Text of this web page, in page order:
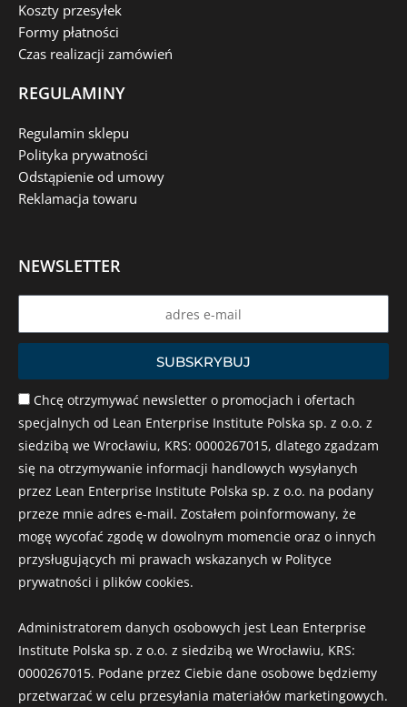
Koszty przesyłek
Formy płatności
Czas realizacji zamówień
REGULAMINY
Regulamin sklepu
Polityka prywatności
Odstąpienie od umowy
Reklamacja towaru
NEWSLETTER
Chcę otrzymywać newsletter o promocjach i ofertach
specjalnych od Lean Enterprise Institute Polska sp. z o.o. z
siedzibą we Wrocławiu, KRS: 0000267015, dlatego zgadzam
się na otrzymywanie informacji handlowych wysyłanych
przez Lean Enterprise Institute Polska sp. z o.o. na podany
przeze mnie adres e-mail. Zostałem poinformowany, że
mogę wycofać zgodę w dowolnym momencie oraz o innych
przysługujących mi prawach wskazanych w Polityce
prywatności i plików cookies.
Administratorem danych osobowych jest Lean Enterprise
Institute Polska sp. z o.o. z siedzibą we Wrocławiu, KRS:
0000267015. Podane przez Ciebie dane osobowe będziemy
przetwarzać w celu przesyłania materiałów marketingowych.
SUBSKRYBUJ